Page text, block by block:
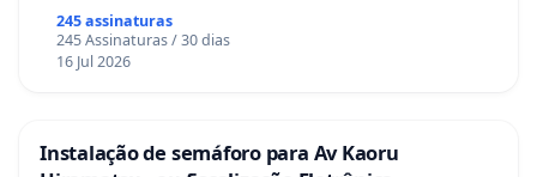
245 assinaturas
245 Assinaturas / 30 dias
16 Jul 2026
Instalação de semáforo para Av Kaoru